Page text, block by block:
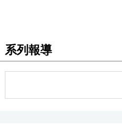
運動
娛樂
教育
系列報導